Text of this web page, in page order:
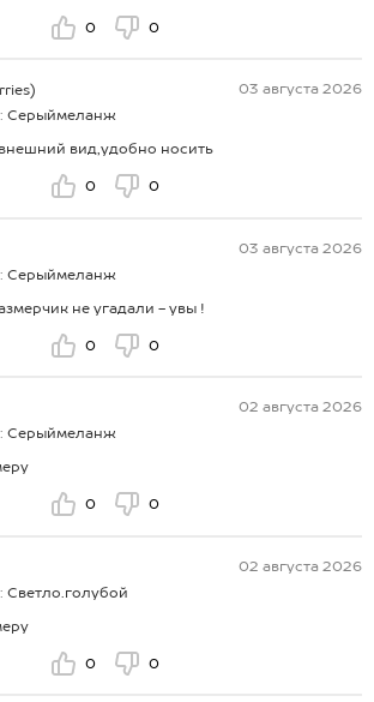
0 0
03 августа 2026
Серыймеланж
вид,удобно носить
0 0
03 августа 2026
Серыймеланж
не угадали - увы !
0 0
02 августа 2026
Серыймеланж
0 0
02 августа 2026
Светло.голубой
0 0